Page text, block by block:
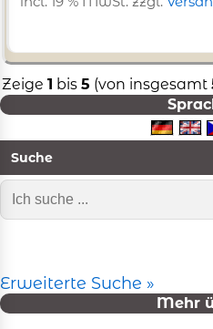
Suche
Erweiterte Suche »
Mehr
Zeige 1 bis 5 (von insgesamt